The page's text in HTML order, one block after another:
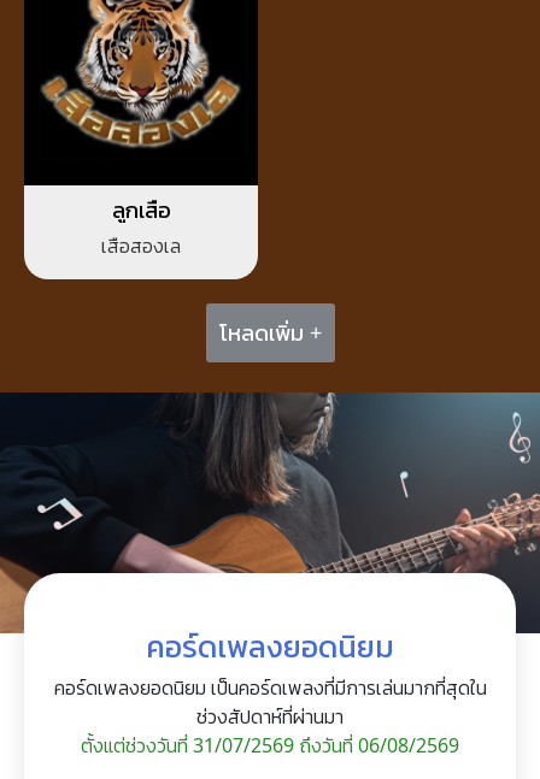
ลูกเสือ
เสือสองเล
โหลดเพิ่ม +
คอร์ดเพลงยอดนิยม
คอร์ดเพลงยอดนิยม เป็นคอร์ดเพลงที่มีการเล่นมากที่สุดใน
ช่วงสัปดาห์ที่ผ่านมา
ตั้งแต่ช่วงวันที่ 31/07/2569 ถึงวันที่ 06/08/2569